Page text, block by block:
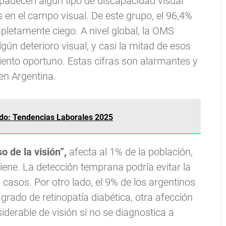
el campo visual. De este grupo, el 96,4%
ciego. A nivel global, la OMS
deterioro visual, y casi la mitad de esos
oportuno. Estas cifras son alarmantes y
Argentina.
Tendencias Laborales 2025
de la visión”, afecta al 1% de la población,
La detección temprana podría evitar la
Por otro lado, el 9% de los argentinos
de retinopatía diabética, otra afección
de visión si no se diagnostica a